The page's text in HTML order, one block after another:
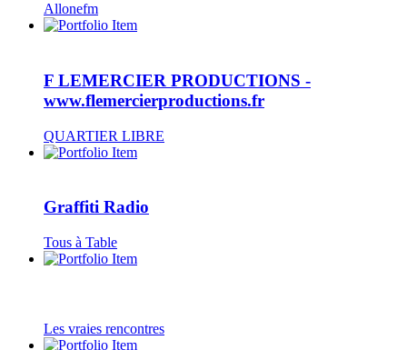
Allonefm
F LEMERCIER PRODUCTIONS -
www.flemercierproductions.fr
QUARTIER LIBRE
Graffiti Radio
Tous à Table
Les vraies rencontres